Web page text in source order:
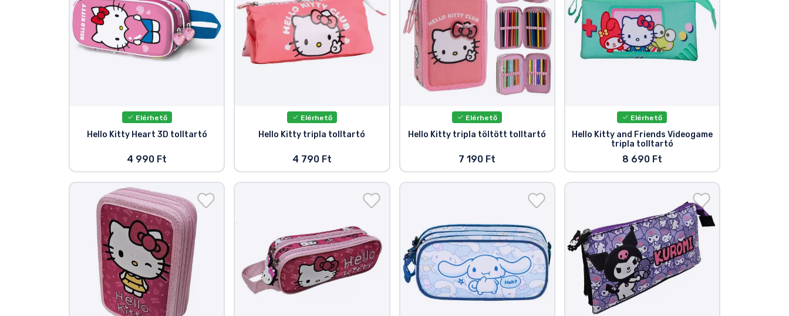
Elérhető
Hello Kitty Heart 3D tolltartó
4 990 Ft
Elérhető
Hello Kitty tripla tolltartó
4 790 Ft
Elérhető
Hello Kitty tripla töltött tolltartó
7 190 Ft
Elérhető
Hello Kitty and Friends Videogame
tripla tolltartó
8 690 Ft